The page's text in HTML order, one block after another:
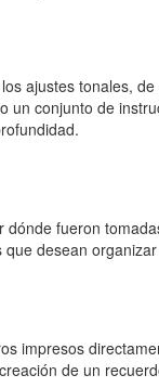
ajustes tonales,
conjunto de
fueron
desean
impresos
de un